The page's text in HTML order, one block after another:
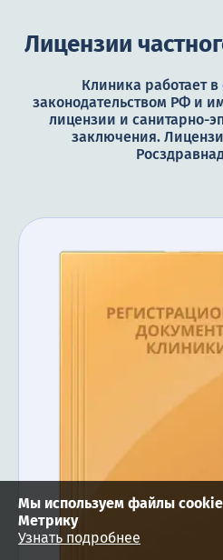
Лицензии
Клиника работает в
законодательством РФ и
лицензии и санитарно-
заключения.
Мы используем файлы
Метрику
Узнать подробнее